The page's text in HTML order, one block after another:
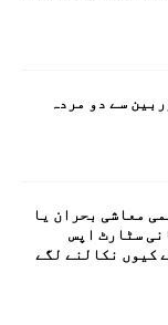
سے دو مردہ
معاشی بحران یا
سٹارٹ اپس
کیوں نکالنے لگے